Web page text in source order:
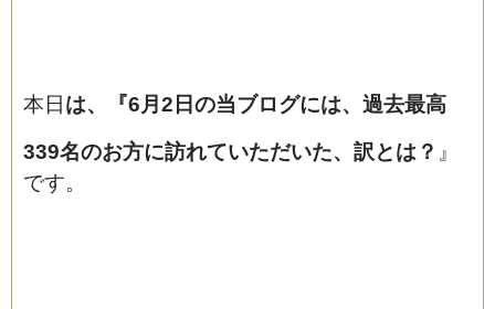
本日 は、『6月2日の当ブログには、過去最高
339名のお方に訪れていただいた、訳とは？ 』
です。